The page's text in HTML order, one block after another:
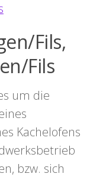
Fils,
Fils
um die
Kachelofens
bzw. sich